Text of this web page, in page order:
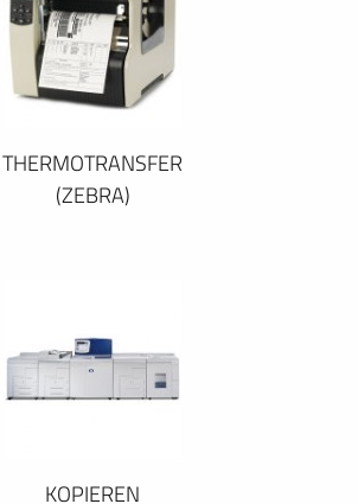
THERMOTRANSFER
(ZEBRA)
KOPIEREN